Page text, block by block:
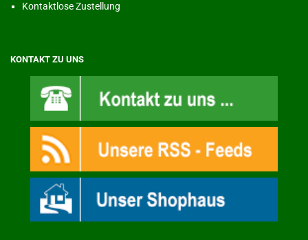
Kontaktlose Zustellung
KONTAKT ZU UNS